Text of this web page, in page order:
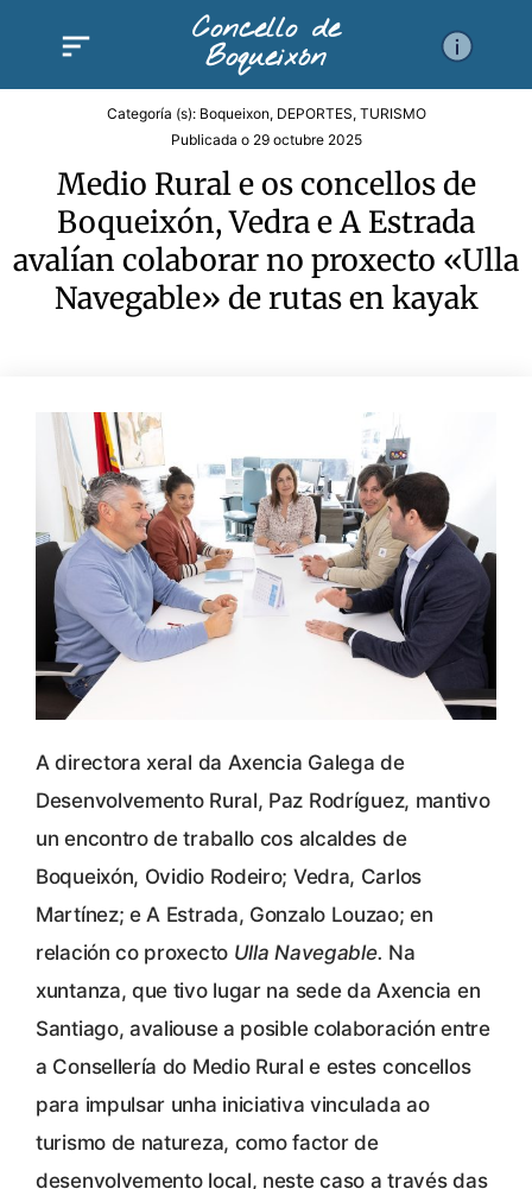
Concello de
Boqueixón
Categoría (s): Boqueixon, DEPORTES, TURISMO
Publicada o 29 octubre 2025
Medio Rural e os concellos de
Boqueixón, Vedra e A Estrada
avalían colaborar no proxecto «Ulla
Navegable» de rutas en kayak
A directora xeral da Axencia Galega de
Desenvolvemento Rural, Paz Rodríguez, mantivo
un encontro de traballo cos alcaldes de
Boqueixón, Ovidio Rodeiro; Vedra, Carlos
Martínez; e A Estrada, Gonzalo Louzao; en
relación co proxecto Ulla Navegable. Na
xuntanza, que tivo lugar na sede da Axencia en
Santiago, avaliouse a posible colaboración entre
a Consellería do Medio Rural e estes concellos
para impulsar unha iniciativa vinculada ao
turismo de natureza, como factor de
desenvolvemento local, neste caso a través das